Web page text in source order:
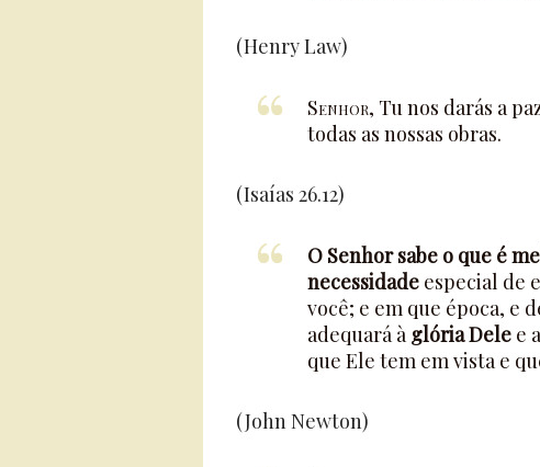
(Henry Law)
Senhor, Tu nos darás a
todas as nossas obras.
(Isaías 26.12)
O Senhor sabe o que é
necessidadeespecial de
você; e em que época, e
adequará à glória Delee a
que Ele tem em vista e
(John Newton)